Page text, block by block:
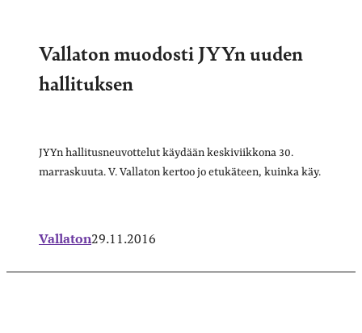
Vallaton muodosti JYYn uuden
hallituksen
JYYn hallitusneuvottelut käydään keskiviikkona 30.
marraskuuta. V. Vallaton kertoo jo etukäteen, kuinka käy.
Vallaton29.11.2016